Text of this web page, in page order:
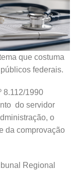
que costuma
federais.
8.112/1990
do servidor
o
da comprovação
Regional